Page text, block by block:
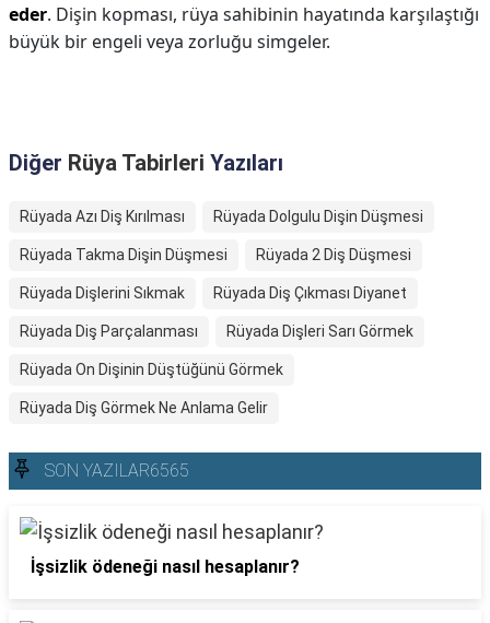
eder. Dişin kopması, rüya sahibinin hayatında karşılaştığı
büyük bir engeli veya zorluğu simgeler.
Diğer Rüya Tabirleri Yazıları
Rüyada Azı Diş Kırılması Rüyada Dolgulu Dişin Düşmesi
Rüyada Takma Dişin Düşmesi Rüyada 2 Diş Düşmesi
Rüyada Dişlerini Sıkmak Rüyada Diş Çıkması Diyanet
Rüyada Diş Parçalanması Rüyada Dişleri Sarı Görmek
Rüyada On Dişinin Düştüğünü Görmek
Rüyada Diş Görmek Ne Anlama Gelir
SON YAZILAR6565
İşsizlik ödeneği nasıl hesaplanır?